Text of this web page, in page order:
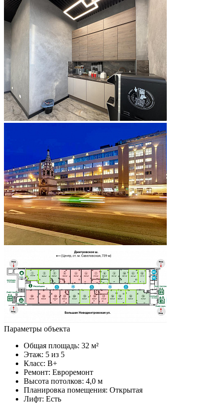
Параметры объекта
Общая площадь: 32 м²
Этаж: 5 из 5
Класс: B+
Ремонт: Евроремонт
Высота потолков: 4,0 м
Планировка помещения: Открытая
Лифт: Есть